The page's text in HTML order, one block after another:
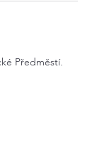
Předměstí,